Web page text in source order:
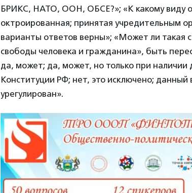
БРИКС, НАТО, ООН, ОБСЕ?»; «К какому виду
октроированная; принятая учредительным
варианты ответов верны»; «Может ли такая
свободы человека и гражданина», быть
да, может; да, может, но только при наличии
Конституции РФ; нет, это исключено; данный
урегулирован».